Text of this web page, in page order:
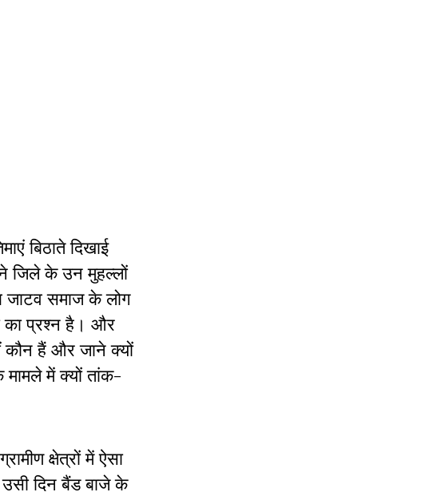
बिठाते दिखाई
जिले के उन मुहल्लों
जाटव समाज के लोग
का प्रश्न है। और
कौन हैं और जाने क्यों
में क्यों तांक-
क्षेत्रों में ऐसा
उसी दिन बैंड बाजे के